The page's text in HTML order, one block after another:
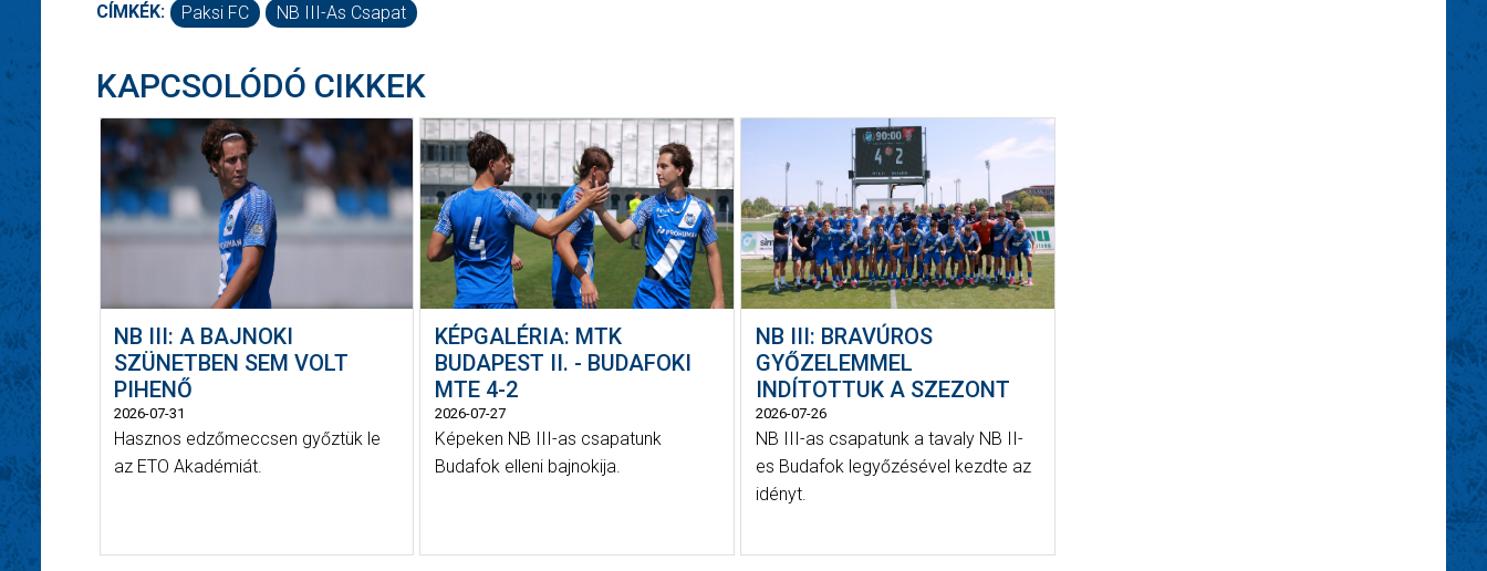
CÍMKÉK: Paksi FC NB III-As Csapat
KAPCSOLÓDÓ CIKKEK
NB III: A BAJNOKI
SZÜNETBEN SEM VOLT
PIHENŐ
2026-07-31
Hasznos edzőmeccsen győztük le
az ETO Akadémiát.
KÉPGALÉRIA: MTK
BUDAPEST II. - BUDAFOKI
MTE 4-2
2026-07-27
Képeken NB III-as csapatunk
Budafok elleni bajnokija.
NB III: BRAVÚROS
GYŐZELEMMEL
INDÍTOTTUK A SZEZONT
2026-07-26
NB III-as csapatunk a tavaly NB II-
es Budafok legyőzésével kezdte az
idényt.